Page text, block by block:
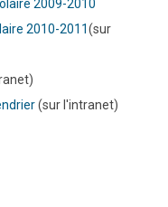
2009-2010
2010-2011(sur
(sur l'intranet)